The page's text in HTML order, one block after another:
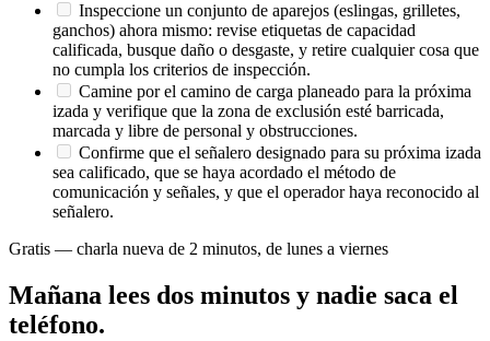
Inspeccione un conjunto de aparejos (eslingas, grilletes,
ganchos) ahora mismo: revise etiquetas de capacidad
calificada, busque daño o desgaste, y retire cualquier cosa que
no cumpla los criterios de inspección.
Camine por el camino de carga planeado para la próxima
izada y verifique que la zona de exclusión esté barricada,
marcada y libre de personal y obstrucciones.
Confirme que el señalero designado para su próxima izada
sea calificado, que se haya acordado el método de
comunicación y señales, y que el operador haya reconocido al
señalero.
Gratis — charla nueva de 2 minutos, de lunes a viernes
Mañana lees dos minutos y nadie saca el
teléfono.